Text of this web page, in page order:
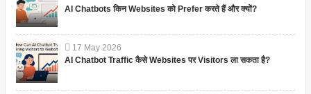
AI Chatbots किन Websites को Prefer करते हैं और क्यों?
17 May 2026
AI Chatbot Traffic कैसे Websites पर Visitors ला सकता है?